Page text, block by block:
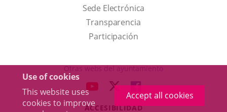
Use of cookies
This website uses
cookies to improve
Accept all cookies
link
will
open
a
up
window.
Sede Electrónica
Transparencia
Participación
Otras webs del ayuntamiento
LINK LINK
TO
LINK
TO
ACCESIBILIDAD